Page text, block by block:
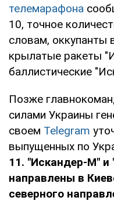
телемарафона
10, точное
словам, оккупанты
крылатые ракеты
баллистические
Позже
силами Украины
своем Telegram
выпущенных по
11. "Искандер-М"
направлены в
северного